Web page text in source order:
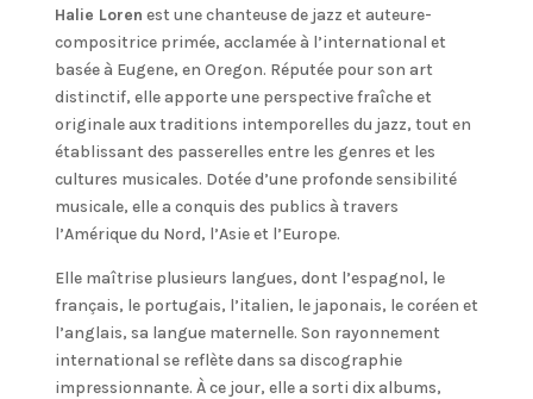
Halie Loren est une chanteuse de jazz et auteure-
compositrice primée, acclamée à l’international et
basée à Eugene, en Oregon. Réputée pour son art
distinctif, elle apporte une perspective fraîche et
originale aux traditions intemporelles du jazz, tout en
établissant des passerelles entre les genres et les
cultures musicales. Dotée d’une profonde sensibilité
musicale, elle a conquis des publics à travers
l’Amérique du Nord, l’Asie et l’Europe.
Elle maîtrise plusieurs langues, dont l’espagnol, le
français, le portugais, l’italien, le japonais, le coréen et
l’anglais, sa langue maternelle. Son rayonnement
international se reflète dans sa discographie
impressionnante. À ce jour, elle a sorti dix albums,